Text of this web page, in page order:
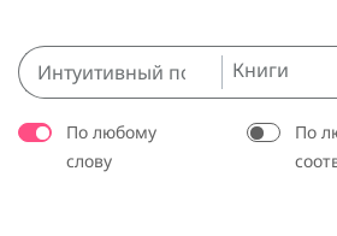
Книги
По любому
слову
По